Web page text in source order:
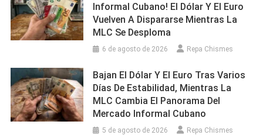
Informal Cubano! El Dólar Y El Euro
Vuelven A Dispararse Mientras La
MLC Se Desploma
6 de agosto de 2026 Repa Chismes
Bajan El Dólar Y El Euro Tras Varios
Días De Estabilidad, Mientras La
MLC Cambia El Panorama Del
Mercado Informal Cubano
5 de agosto de 2026 Repa Chismes